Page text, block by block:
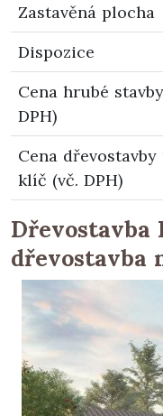
Zastavěná plocha
Dispozice
Cena hrubé
DPH)
Cena dřevostavby
klíč (vč. DPH)
Dřevostavba
dřevostavba